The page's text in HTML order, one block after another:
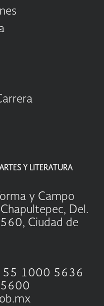
Y LITERATURA
y Campo
Del.
Ciudad de
55 1000 5636